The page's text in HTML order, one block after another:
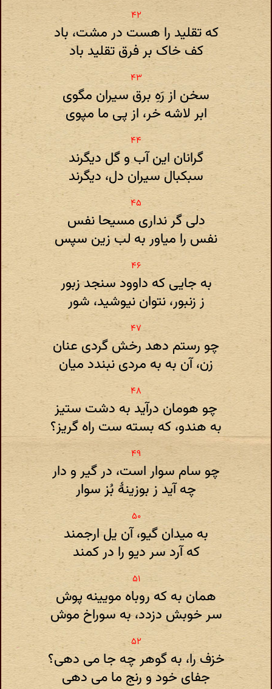
که تقلید را هست در مشت، باد
کف خاک بر فرق تقلید باد
سخن از رَهِ برق سیران مگوی
ابر لاشه خر، از پی ما مپوی
گرانان این آب و گل دیگرند
سبکبال سیران دل، دیگرند
دلی گر نداری مسیحا نفس
نفس را میاور به لب زین سپس
به جایی که داوود سنجد زبور
ز زنبور، نتوان نیوشید، شور
چو رستم دهد رخش گردی عنان
زن، آن به به مردی نبندد میان
چو هومان درآید به دشت ستیز
به هندو، که بسته ست راه گریز؟
چو سام سوار است، در گیر و دار
چه آید ز بوزینهٔ بُز سوار
به میدان گیو، آن یل ارجمند
که آرد سر دیو را در کمند
همان به که روباه مویینه پوش
سر خوبش دزدد، به سوراخ موش
خزف را، به گوهر چه جا می دهی؟
جفای خود و رنج ما می دهی